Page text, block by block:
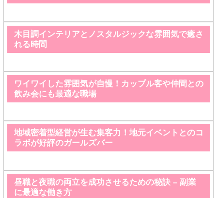
木目調インテリアとノスタルジックな雰囲気で癒さ
れる時間
ワイワイした雰囲気が自慢！カップル客や仲間との
飲み会にも最適な職場
地域密着型経営が生む集客力！地元イベントとのコ
ラボが好評のガールズバー
昼職と夜職の両立を成功させるための秘訣 – 副業
に最適な働き方